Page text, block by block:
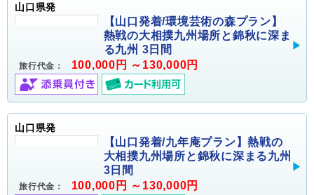
山口県発
【山口発着/環境芸術の森プラン】
熱戦の大相撲九州場所と錦秋に深ま
る九州 3日間
旅行代金： 100,000円 ～130,000円
山口県発
【山口発着/九年庵プラン】熱戦の
大相撲九州場所と錦秋に深まる九州
3日間
旅行代金： 100,000円 ～130,000円